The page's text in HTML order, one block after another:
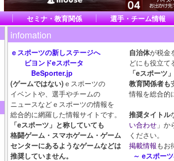
セミナ・教育関係 選手・チーム情報
infomation
ｅスポーツの新しステージへ
ビヨンドeスポータ
BeSporter.jp
(ゲームではない) ｅスポーツの
イベントや、選手やチームの
ニュースなどｅスポーツの情報を
総合的に網羅した情報サイトです。
「eスポーツ」と称していても
格闘ゲーム・スマホゲーム・ゲーム
センターにあるようなゲームなどは
推奨していません。
自治体が税金
どにも役立て
「eスポーツ」
教育関係者も
情報を総合的
推奨タイトル
い合わせ 」
ください。
掲載情報もお
～ eスポー